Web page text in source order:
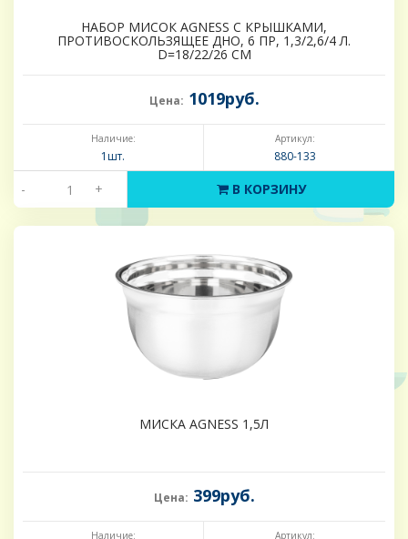
НАБОР МИСОК AGNESS С КРЫШКАМИ,
ПРОТИВОСКОЛЬЗЯЩЕЕ ДНО, 6 ПР, 1,3/2,6/4 Л.
D=18/22/26 CM
Цена: 1019руб.
Наличие:
1шт.
Артикул:
880-133
- + В КОРЗИНУ
МИСКА AGNESS 1,5Л
Цена: 399руб.
Наличие: Артикул: